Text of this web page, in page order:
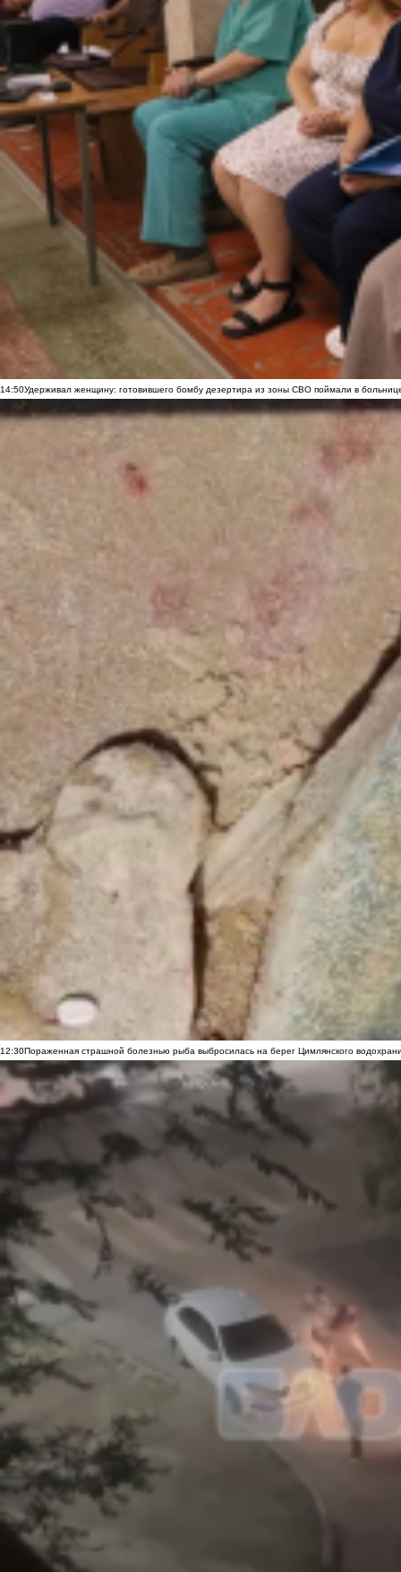
14:50Удерживал женщину: готовившего бомбу дезертира из зоны СВО поймали в
12:30Пораженная страшной болезнью рыба выбросилась на берег Цимлянского